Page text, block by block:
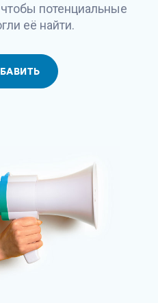
потенциальные
её найти.